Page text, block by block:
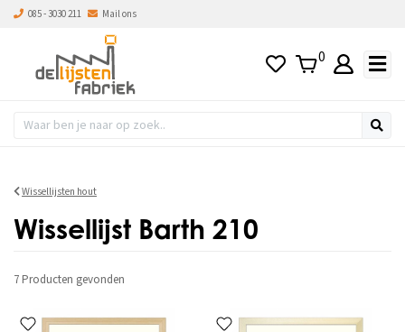
085 - 3030 211 Mail ons
0
Wissellijsten hout
Wissellijst Barth 210
7 Producten gevonden